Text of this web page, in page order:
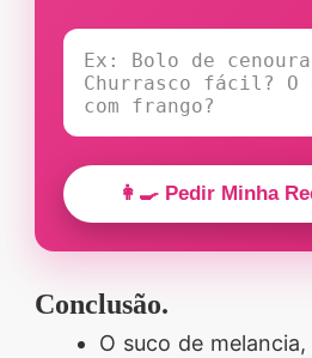
👩‍🍳 Pedir Minha
Conclusão.
O suco de